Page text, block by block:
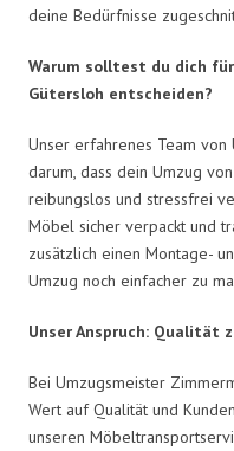
deine Bedürfnisse
Warum solltest du dich
Gütersloh entscheiden?
Unser erfahrenes Team von
darum, dass dein Umzug
reibungslos und stressfrei
Möbel sicher verpackt und
zusätzlich einen Montage-
Umzug noch einfacher zu
Unser Anspruch: Qualität
Bei Umzugsmeister
Wert auf Qualität und
unseren